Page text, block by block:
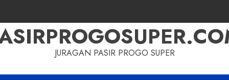
JURAGAN PASIR PROGO SUPER